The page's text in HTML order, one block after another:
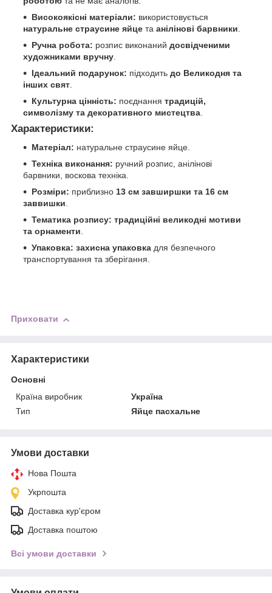
Високоякісні матеріали: використовується
натуральне страусине яйце та анілінові барвники
Ручна робота: розпис виконаний досвідченими
художниками вручну
Ідеальний подарунок: підходить до Великодня та
інших свят
Культурна цінність: поєднання традицій,
символізму та декоративного мистецтва
Характеристики:
Матеріал: натуральне страусине яйце.
Техніка виконання: ручний розпис, анілінові
барвники, воскова техніка.
Розміри: приблизно 13 см завширшки та 16 см
заввишки
Тематика розпису: традиційні великодні мотиви
та орнаменти
Упаковка: захисна упаковка для безпечного
транспортування та зберігання.
Приховати
Характеристики
Основні
Країна виробник
Україна
Тип
Яйце пасхальне
Умови доставки
Нова Пошта
Укрпошта
Доставка кур'єром
Доставка поштою
Всі умови доставки